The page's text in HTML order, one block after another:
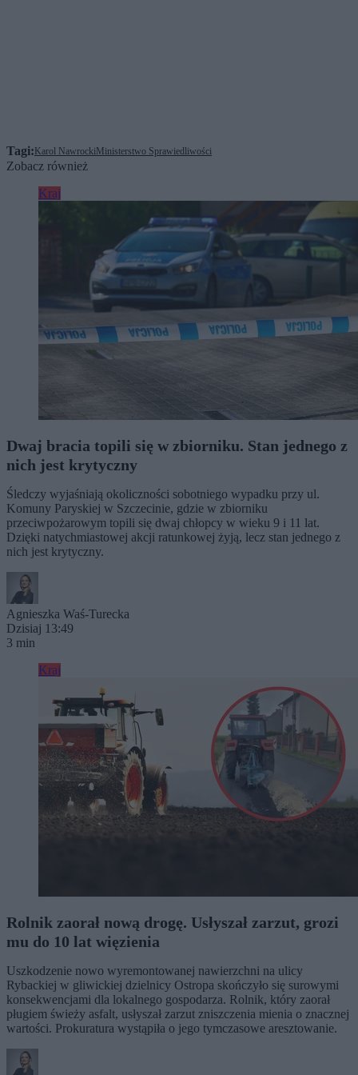
Tagi: Karol NawrockiMinisterstwo Sprawiedliwości
Zobacz również
Kraj
Dwaj bracia topili się w zbiorniku. Stan jednego z
nich jest krytyczny
Śledczy wyjaśniają okoliczności sobotniego wypadku przy ul.
Komuny Paryskiej w Szczecinie, gdzie w zbiorniku
przeciwpożarowym topili się dwaj chłopcy w wieku 9 i 11 lat.
Dzięki natychmiastowej akcji ratunkowej żyją, lecz stan jednego z
nich jest krytyczny.
Agnieszka Waś-Turecka
Dzisiaj 13:49
3 min
Kraj
Rolnik zaorał nową drogę. Usłyszał zarzut, grozi
mu do 10 lat więzienia
Uszkodzenie nowo wyremontowanej nawierzchni na ulicy
Rybackiej w gliwickiej dzielnicy Ostropa skończyło się surowymi
konsekwencjami dla lokalnego gospodarza. Rolnik, który zaorał
pługiem świeży asfalt, usłyszał zarzut zniszczenia mienia o znacznej
wartości. Prokuratura wystąpiła o jego tymczasowe aresztowanie.